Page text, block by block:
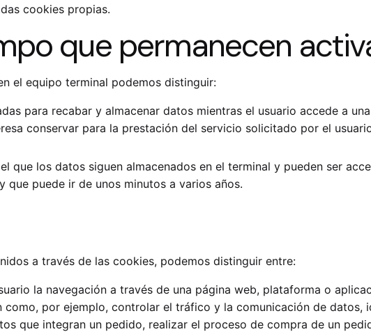
cookies propias.
que permanecen
el equipo terminal podemos distinguir:
para recabar y almacenar datos mientras el usuario accede a
conservar para la prestación del servicio solicitado por el
que los datos siguen almacenados en el terminal y pueden ser
puede ir de unos minutos a varios años.
a través de las cookies, podemos distinguir entre:
la navegación a través de una página web, plataforma o
por ejemplo, controlar el tráfico y la comunicación de datos,
que integran un pedido, realizar el proceso de compra de un